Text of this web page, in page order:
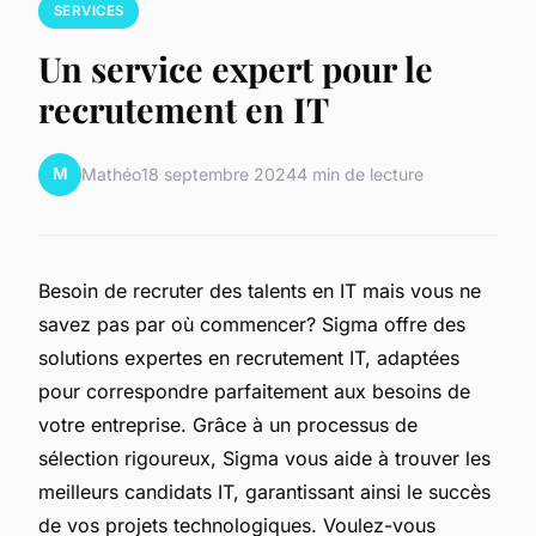
SERVICES
Un service expert pour le
recrutement en IT
M Mathéo18 septembre 20244 min de lecture
Besoin de recruter des talents en IT mais vous ne
savez pas par où commencer? Sigma offre des
solutions expertes en recrutement IT, adaptées
pour correspondre parfaitement aux besoins de
votre entreprise. Grâce à un processus de
sélection rigoureux, Sigma vous aide à trouver les
meilleurs candidats IT, garantissant ainsi le succès
de vos projets technologiques. Voulez-vous